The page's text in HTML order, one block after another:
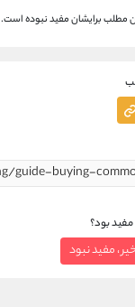
مطلب برایشان مفید نبوده است.
بود؟
خیر ، مفید نبود